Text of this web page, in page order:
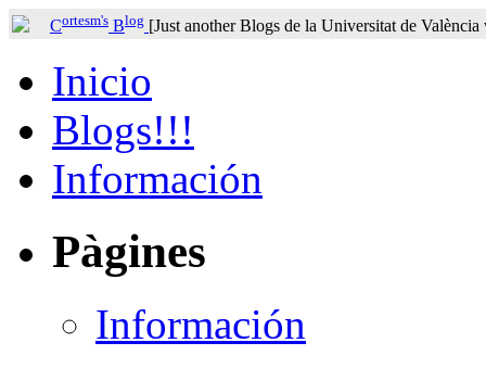
Cortesm's Blog [Just another Blogs de la Universitat de
Inicio
Blogs!!!
Información
Pàgines
Información